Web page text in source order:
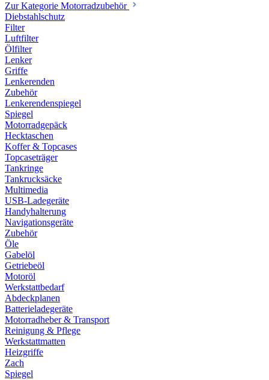
Zur Kategorie Motorradzubehör
Diebstahlschutz
Filter
Luftfilter
Ölfilter
Lenker
Griffe
Lenkerenden
Zubehör
Lenkerendenspiegel
Spiegel
Motorradgepäck
Hecktaschen
Koffer & Topcases
Topcaseträger
Tankringe
Tankrucksäcke
Multimedia
USB-Ladegeräte
Handyhalterung
Navigationsgeräte
Zubehör
Öle
Gabelöl
Getriebeöl
Motoröl
Werkstattbedarf
Abdeckplanen
Batterieladegeräte
Motorradheber & Transport
Reinigung & Pflege
Werkstattmatten
Heizgriffe
Zach
Spiegel